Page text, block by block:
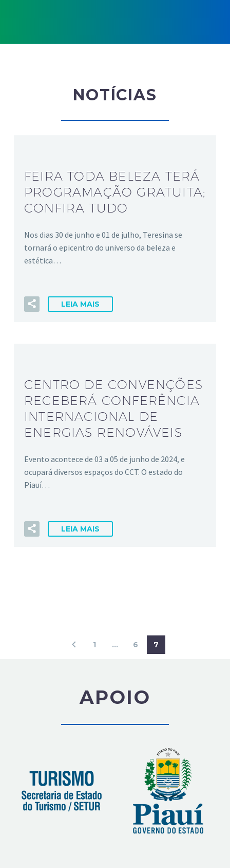
NOTÍCIAS
FEIRA TODA BELEZA TERÁ
PROGRAMAÇÃO GRATUITA;
CONFIRA TUDO
Nos dias 30 de junho e 01 de julho, Teresina se
tornará o epicentro do universo da beleza e
estética…
LEIA MAIS
CENTRO DE CONVENÇÕES
RECEBERÁ CONFERÊNCIA
INTERNACIONAL DE
ENERGIAS RENOVÁVEIS
Evento acontece de 03 a 05 de junho de 2024, e
ocupará diversos espaços do CCT. O estado do
Piauí…
LEIA MAIS
1 … 6 7
APOIO